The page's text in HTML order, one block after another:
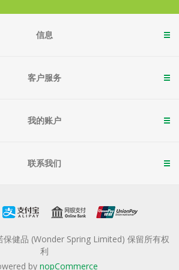
信息
客户服务
我的账户
联系我们
健品 (Wonder Spring Limited) 保留所有权
利
by nopCommerce